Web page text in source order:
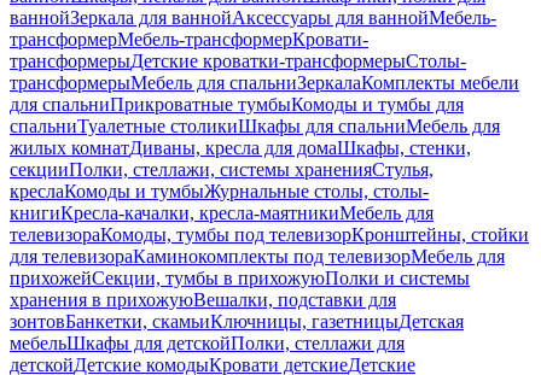
ваннойЗеркала для ваннойАксессуары для ваннойМебель-
трансформерМебель-трансформерКровати-
трансформерыДетские кроватки-трансформерыСтолы-
трансформерыМебель для спальниЗеркалаКомплекты мебели
для спальниПрикроватные тумбыКомоды и тумбы для
спальниТуалетные столикиШкафы для спальниМебель для
жилых комнатДиваны, кресла для домаШкафы, стенки,
секцииПолки, стеллажи, системы храненияСтулья,
креслаКомоды и тумбыЖурнальные столы, столы-
книгиКресла-качалки, кресла-маятникиМебель для
телевизораКомоды, тумбы под телевизорКронштейны, стойки
для телевизораКаминокомплекты под телевизорМебель для
прихожейСекции, тумбы в прихожуюПолки и системы
хранения в прихожуюВешалки, подставки для
зонтовБанкетки, скамьиКлючницы, газетницыДетская
мебельШкафы для детскойПолки, стеллажи для
детскойДетские комодыКровати детскиеДетские